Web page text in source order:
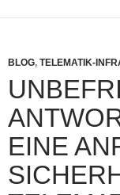
BLOG, TELEMATIK-
EINE